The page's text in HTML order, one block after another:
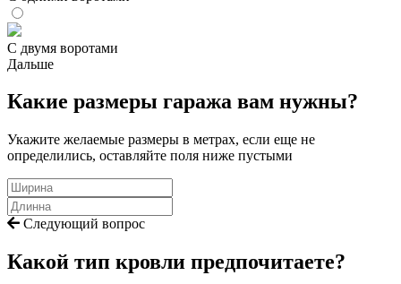
С двумя воротами
Дальше
Какие размеры гаража вам нужны?
Укажите желаемые размеры в метрах, если еще не
определились, оставляйте поля ниже пустыми
Следующий вопрос
Какой тип кровли предпочитаете?